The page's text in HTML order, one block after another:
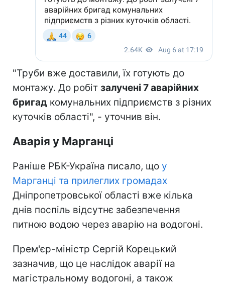
"Труби вже доставили, їх готують до
монтажу. До робіт залучені 7 аварійних
бригад комунальних підприємств з різних
куточків області", - уточнив він.
Аварія у Марганці
Раніше РБК-Україна писало, що у
Марганці та прилеглих громадах
Дніпропетровської області вже кілька
днів поспіль відсутнє забезпечення
питною водою через аварію на водогоні.
Прем'єр-міністр Сергій Корецький
зазначив, що це наслідок аварії на
магістральному водогоні, а також